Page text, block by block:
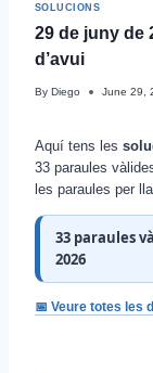
SOLUCIONS
29 de juny de
d’avui
By Diego June 29,
Aquí tens les
33 paraules
les paraules per
33 paraules
2026
📅 Veure totes les